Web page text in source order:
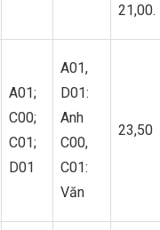
21,00.
A01;
C00;
C01;
D01
A01,
D01:
Anh
C00,
C01:
Văn
23,50